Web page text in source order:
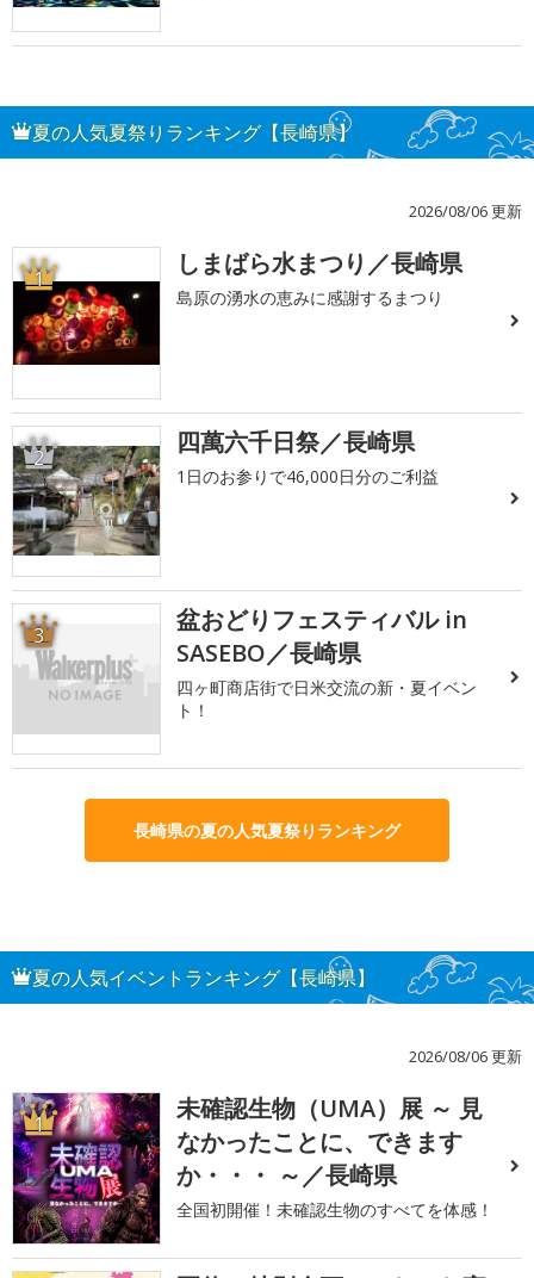
夏の人気夏祭りランキング【長崎県】
2026/08/06 更新
1 しまばら水まつり／長崎県
島原の湧水の恵みに感謝するまつり
2 四萬六千日祭／長崎県
1日のお参りで46,000日分のご利益
3
盆おどりフェスティバル in
SASEBO／長崎県
四ヶ町商店街で日米交流の新・夏イベン
ト！
長崎県の夏の人気夏祭りランキング
夏の人気イベントランキング【長崎県】
2026/08/06 更新
1
未確認生物（UMA）展 ～ 見
なかったことに、できます
か・・・ ～／長崎県
全国初開催！未確認生物のすべてを体感！